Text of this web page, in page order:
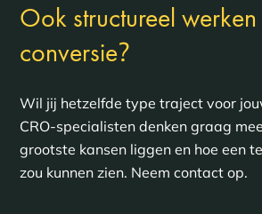
Ook structureel
conversie?
Wil jij hetzelfde type traject voor
CRO-specialisten denken graag
grootste kansen liggen en hoe een
zou kunnen zien. Neem contact op.